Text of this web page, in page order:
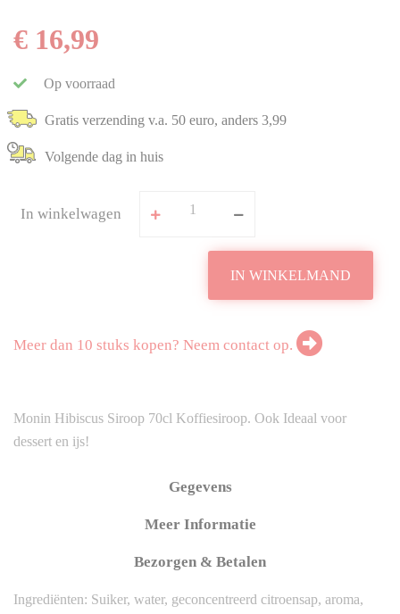
€ 16,99
Op voorraad
Gratis verzending v.a. 50 euro, anders 3,99
Volgende dag in huis
In winkelwagen
IN WINKELMAND
Meer dan 10 stuks kopen? Neem contact op.
Monin Hibiscus Siroop 70cl Koffiesiroop. Ook Ideaal voor
dessert en ijs!
Gegevens
Meer Informatie
Bezorgen & Betalen
Ingrediënten: Suiker, water, geconcentreerd citroensap, aroma,